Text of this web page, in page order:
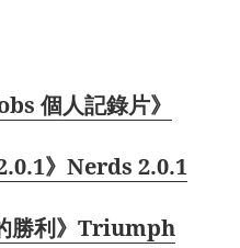
個人記錄片》
》Nerds 2.0.1
勝利》Triumph